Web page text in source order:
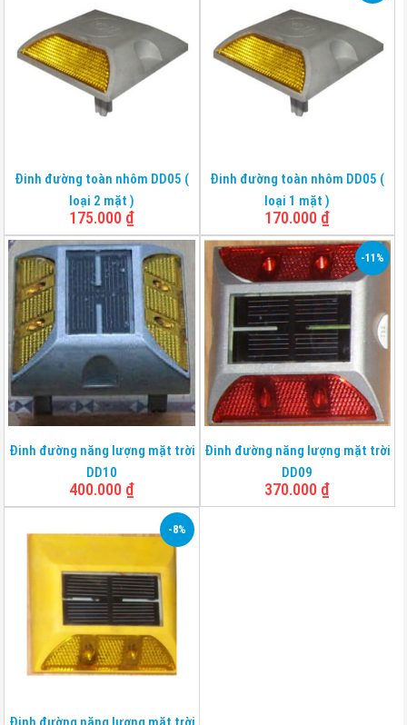
Đinh đường toàn nhôm DD05 (
loại 2 mặt )
175.000 ₫
Đinh đường toàn nhôm DD05 (
loại 1 mặt )
170.000 ₫
Đinh đường năng lượng mặt trời
DD10
400.000 ₫
-11%
Đinh đường năng lượng mặt trời
DD09
370.000 ₫
-8%